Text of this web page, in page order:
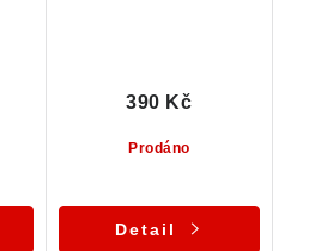
Prodáno
390 Kč
Detail